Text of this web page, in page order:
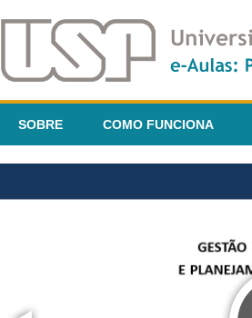
SOBRE COMO FUNCIONA